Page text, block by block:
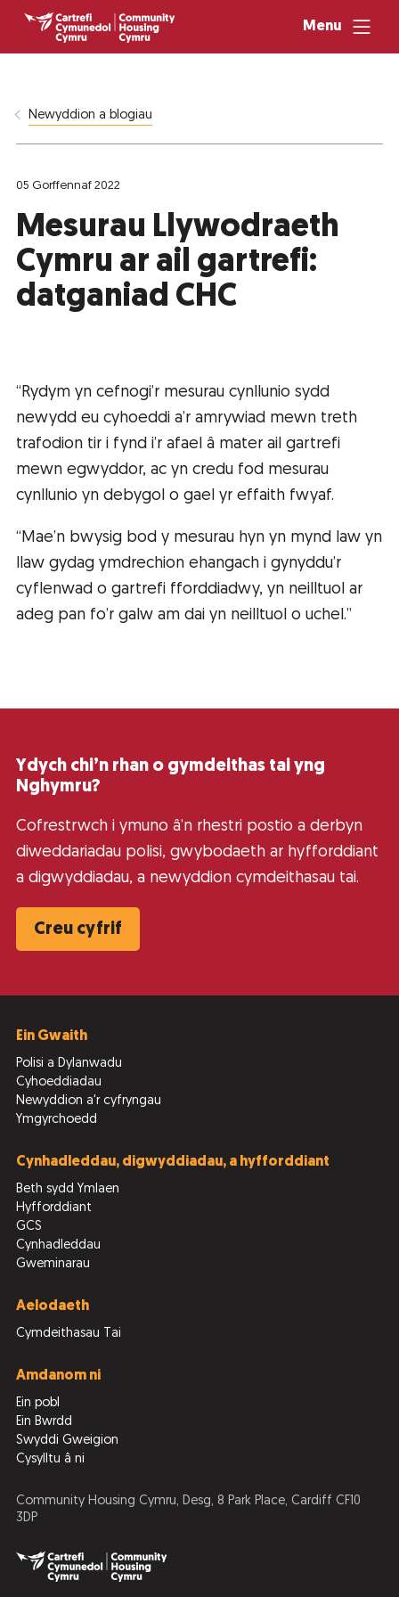
Menu
Newyddion a blogiau
05 Gorffennaf 2022
Mesurau Llywodraeth
Cymru ar ail gartrefi:
datganiad CHC
“Rydym yn cefnogi’r mesurau cynllunio sydd
newydd eu cyhoeddi a’r amrywiad mewn treth
trafodion tir i fynd i’r afael â mater ail gartrefi
mewn egwyddor, ac yn credu fod mesurau
cynllunio yn debygol o gael yr effaith fwyaf.
“Mae’n bwysig bod y mesurau hyn yn mynd law yn
llaw gydag ymdrechion ehangach i gynyddu’r
cyflenwad o gartrefi fforddiadwy, yn neilltuol ar
adeg pan fo’r galw am dai yn neilltuol o uchel.”
Ydych chi’n rhan o gymdeithas tai yng
Nghymru?
Cofrestrwch i ymuno â’n rhestri postio a derbyn
diweddariadau polisi, gwybodaeth ar hyfforddiant
a digwyddiadau, a newyddion cymdeithasau tai.
Creu cyfrif
Ein Gwaith
Polisi a Dylanwadu
Cyhoeddiadau
Newyddion a'r cyfryngau
Ymgyrchoedd
Cynhadleddau, digwyddiadau, a hyfforddiant
Beth sydd Ymlaen
Hyfforddiant
GCS
Cynhadleddau
Gweminarau
Aelodaeth
Cymdeithasau Tai
Amdanom ni
Ein pobl
Ein Bwrdd
Swyddi Gweigion
Cysylltu â ni
Community Housing Cymru, Desg, 8 Park Place, Cardiff CF10
3DP